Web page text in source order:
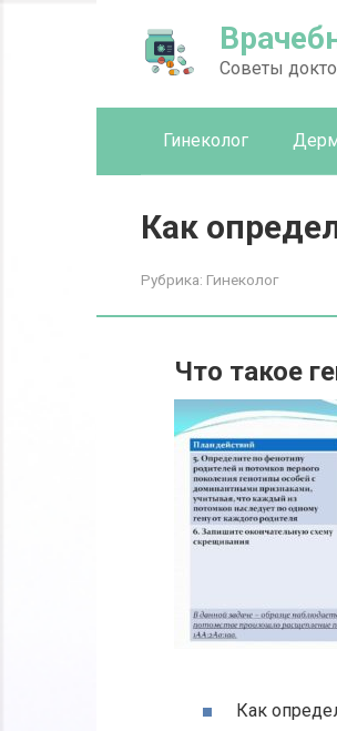
Советы
Гинеколог
Как
Рубрика: Гинеколог
Что такое
Как